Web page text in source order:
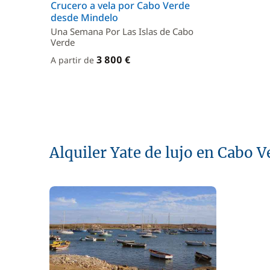
Crucero a vela por Cabo Verde
desde Mindelo
Una Semana Por Las Islas de Cabo
Verde
A partir de 3 800 €
Alquiler Yate de lujo en Cabo